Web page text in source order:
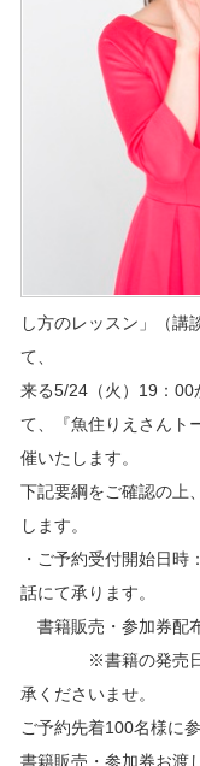
し方のレッスン」（講
て、
来る5/24（火）19：00
て、『魚住りえさんト
催いたします。
下記要綱をご確認の上
します。
・ご予約受付開始日
話にて承ります。
書籍販売・参加券配
※書籍の発売日は
承くださいませ。
ご予約先着100名様に
書籍販売・参加券お渡